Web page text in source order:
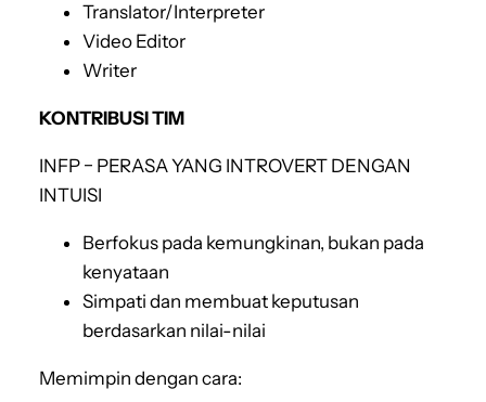
Translator/Interpreter
Video Editor
Writer
KONTRIBUSI TIM
INFP − PERASA YANG INTROVERT DENGAN
INTUISI
Berfokus pada kemungkinan, bukan pada
kenyataan
Simpati dan membuat keputusan
berdasarkan nilai-nilai
Memimpin dengan cara: